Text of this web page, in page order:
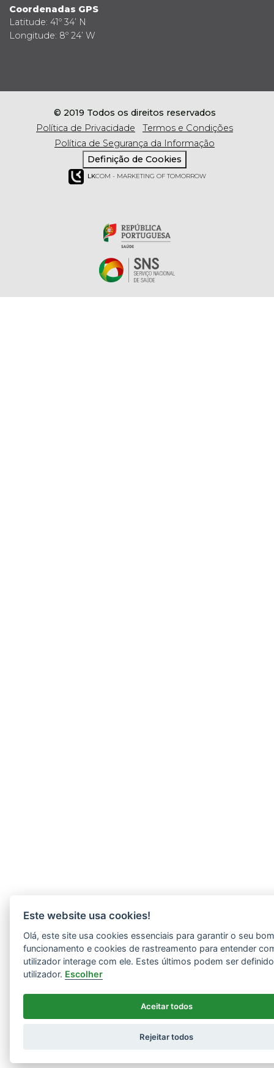
Coordenadas GPS
Latitude: 41º 34’ N
Longitude: 8º 24’ W
© 2019 Todos os direitos reservados
Política de Privacidade
Termos e Condições
Política de Segurança da Informação
Definição de Cookies
LKCOM - MARKETING OF TOMORROW
Este website usa cookies!
Olá, este site usa cookies essenciais para garantir o seu
funcionamento e cookies de rastreamento para entender
utilizador interage com ele. Estes últimos podem ser
utilizador. Escolher
Aceitar todos
Rejeitar todos